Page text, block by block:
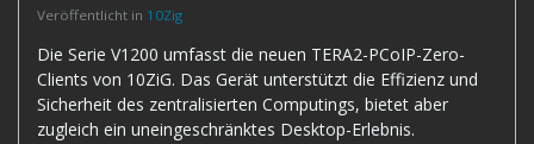
Veröffentlicht in 10Zig
Die Serie V1200 umfasst die neuen TERA2-PCoIP-Zero-
Clients von 10ZiG. Das Gerät unterstützt die Effizienz und
Sicherheit des zentralisierten Computings, bietet aber
zugleich ein uneingeschränktes Desktop-Erlebnis.